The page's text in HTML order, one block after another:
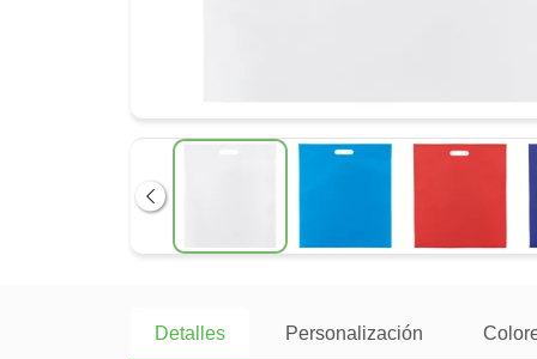
Anterior
Detalles Personalización